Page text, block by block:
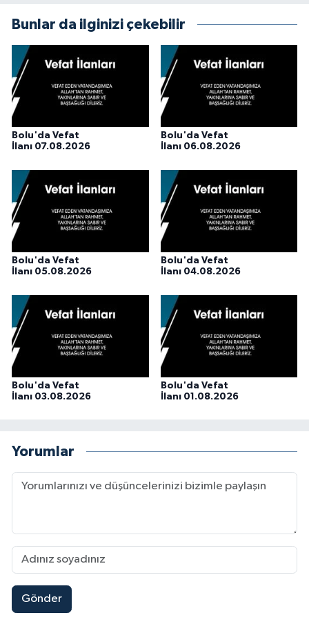
Bunlar da ilginizi çekebilir
Bolu'da Vefat
İlanı 07.08.2026
Bolu'da Vefat
İlanı 06.08.2026
Bolu'da Vefat
İlanı 05.08.2026
Bolu'da Vefat
İlanı 04.08.2026
Bolu'da Vefat
İlanı 03.08.2026
Bolu'da Vefat
İlanı 01.08.2026
Yorumlar
Gönder